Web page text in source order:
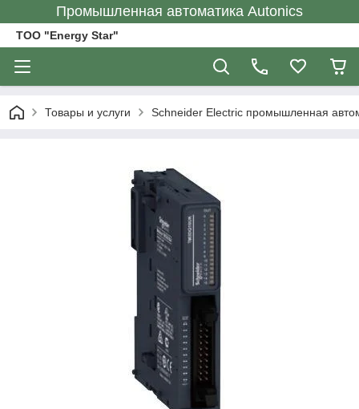
Промышленная автоматика Autonics
ТОО "Energy Star"
Товары и услуги Schneider Electric промышленная